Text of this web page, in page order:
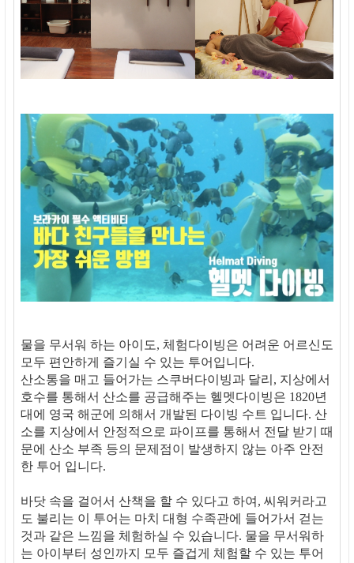
물을 무서워 하는 아이도, 체험다이빙은 어려운 어르신도
모두 편안하게 즐기실 수 있는 투어입니다.
산소통을 매고 들어가는 스쿠버다이빙과 달리, 지상에서
호수를 통해서 산소를 공급해주는 헬멧다이빙은 1820년
대에 영국 해군에 의해서 개발된 다이빙 수트 입니다. 산
소를 지상에서 안정적으로 파이프를 통해서 전달 받기 때
문에 산소 부족 등의 문제점이 발생하지 않는 아주 안전
한 투어 입니다.
바닷 속을 걸어서 산책을 할 수 있다고 하여, 씨워커라고
도 불리는 이 투어는 마치 대형 수족관에 들어가서 걷는
것과 같은 느낌을 체험하실 수 있습니다. 물을 무서워하
는 아이부터 성인까지 모두 즐겁게 체험할 수 있는 투어